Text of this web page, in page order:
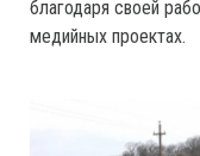
благодаря своей
медийных проектах.